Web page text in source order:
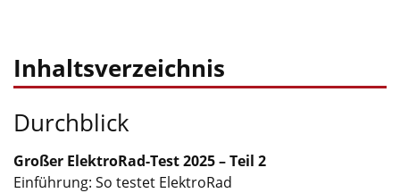
Inhaltsverzeichnis
Durchblick
Großer ElektroRad-Test 2025 – Teil 2
Einführung: So testet ElektroRad